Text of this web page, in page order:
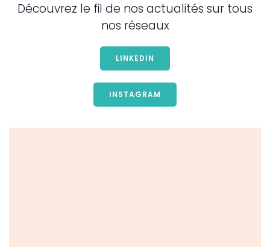
Découvrez le fil de nos actualités sur tous
nos réseaux
LINKEDIN
INSTAGRAM